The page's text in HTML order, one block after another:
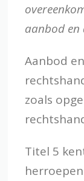
aanbod
Aanbod
zoals
Titel 5